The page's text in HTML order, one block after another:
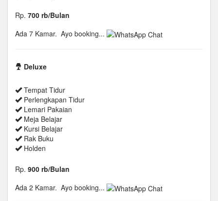
Rp. 700 rb/Bulan
Ada 7 Kamar. Ayo booking...
Deluxe
Tempat Tidur
Perlengkapan Tidur
Lemari Pakaian
Meja Belajar
Kursi Belajar
Rak Buku
Holden
Rp. 900 rb/Bulan
Ada 2 Kamar. Ayo booking...